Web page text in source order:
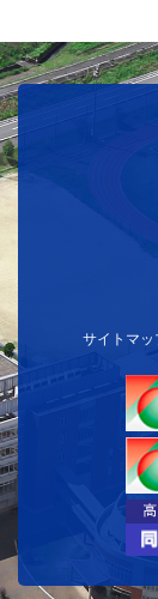
サイトマッ